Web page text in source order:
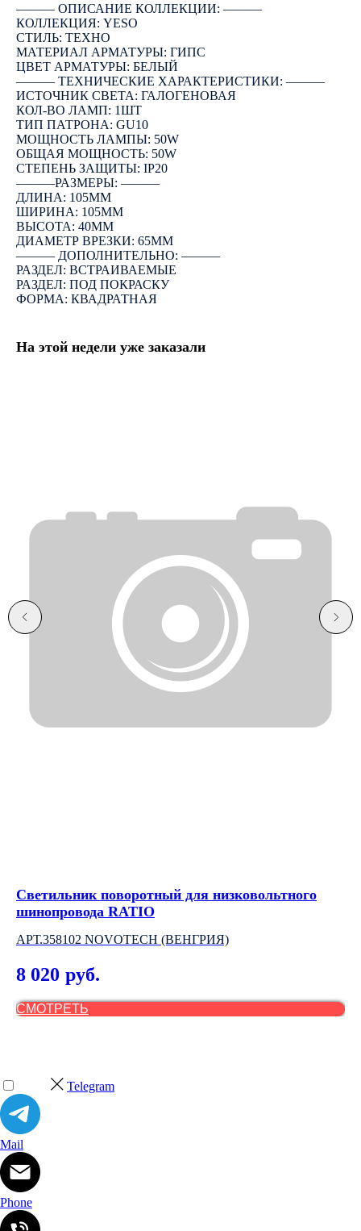
――― ОПИСАНИЕ КОЛЛЕКЦИИ: ―――
КОЛЛЕКЦИЯ: YESO
СТИЛЬ: ТЕХНО
МАТЕРИАЛ АРМАТУРЫ: ГИПС
ЦВЕТ АРМАТУРЫ: БЕЛЫЙ
――― ТЕХНИЧЕСКИЕ ХАРАКТЕРИСТИКИ: ―――
ИСТОЧНИК СВЕТА: ГАЛОГЕНОВАЯ
КОЛ-ВО ЛАМП: 1ШТ
ТИП ПАТРОНА: GU10
МОЩНОСТЬ ЛАМПЫ: 50W
ОБЩАЯ МОЩНОСТЬ: 50W
СТЕПЕНЬ ЗАЩИТЫ: IP20
―――РАЗМЕРЫ: ―――
ДЛИНА: 105ММ
ШИРИНА: 105ММ
ВЫСОТА: 40ММ
ДИАМЕТР ВРЕЗКИ: 65ММ
――― ДОПОЛНИТЕЛЬНО: ―――
РАЗДЕЛ: ВСТРАИВАЕМЫЕ
РАЗДЕЛ: ПОД ПОКРАСКУ
ФОРМА: КВАДРАТНАЯ
На этой недели уже заказали
Светильник поворотный для низковольтного
шинопровода RATIO
АРТ.358102 NOVOTECH (ВЕНГРИЯ)
8 020 руб.
СМОТРЕТЬ
Telegram
Mail
Phone